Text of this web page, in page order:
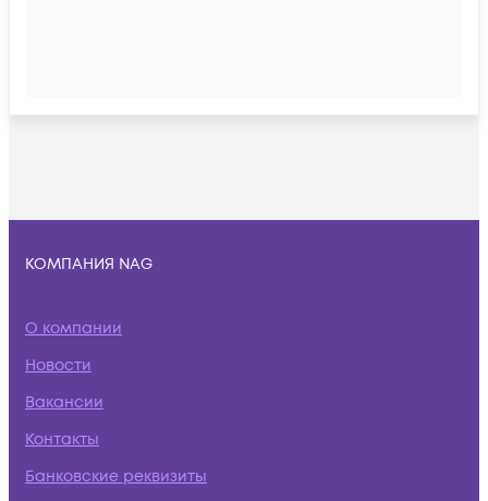
КОМПАНИЯ NAG
О компании
Новости
Вакансии
Контакты
Банковские реквизиты